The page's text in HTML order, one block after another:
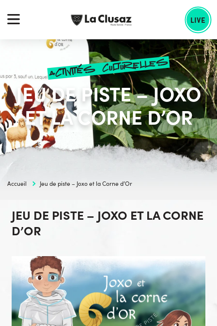
:
content
LIVE
activités culturelles
JEU DE PISTE – JOXO
ET LA CORNE D’OR
Accueil Jeu de piste – Joxo et la Corne d’Or
JEU DE PISTE – JOXO ET LA CORNE
D’OR